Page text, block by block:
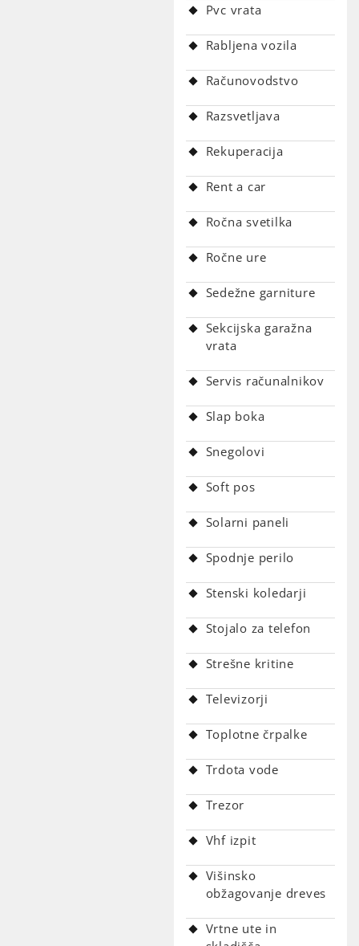
Pvc vrata
Rabljena vozila
Računovodstvo
Razsvetljava
Rekuperacija
Rent a car
Ročna svetilka
Ročne ure
Sedežne garniture
Sekcijska garažna
vrata
Servis računalnikov
Slap boka
Snegolovi
Soft pos
Solarni paneli
Spodnje perilo
Stenski koledarji
Stojalo za telefon
Strešne kritine
Televizorji
Toplotne črpalke
Trdota vode
Trezor
Vhf izpit
Višinsko
obžagovanje dreves
Vrtne ute in